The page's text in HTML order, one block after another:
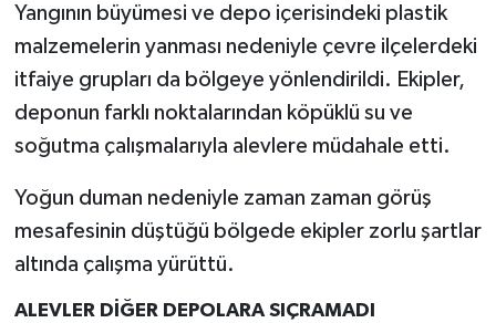
Yangının büyümesi ve depo içerisindeki plastik
malzemelerin yanması nedeniyle çevre ilçelerdeki
itfaiye grupları da bölgeye yönlendirildi. Ekipler,
deponun farklı noktalarından köpüklü su ve
soğutma çalışmalarıyla alevlere müdahale etti.
Yoğun duman nedeniyle zaman zaman görüş
mesafesinin düştüğü bölgede ekipler zorlu şartlar
altında çalışma yürüttü.
ALEVLER DİĞER DEPOLARA SIÇRAMADI